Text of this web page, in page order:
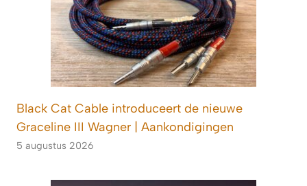
Black Cat Cable introduceert de nieuwe
Graceline III Wagner | Aankondigingen
5 augustus 2026